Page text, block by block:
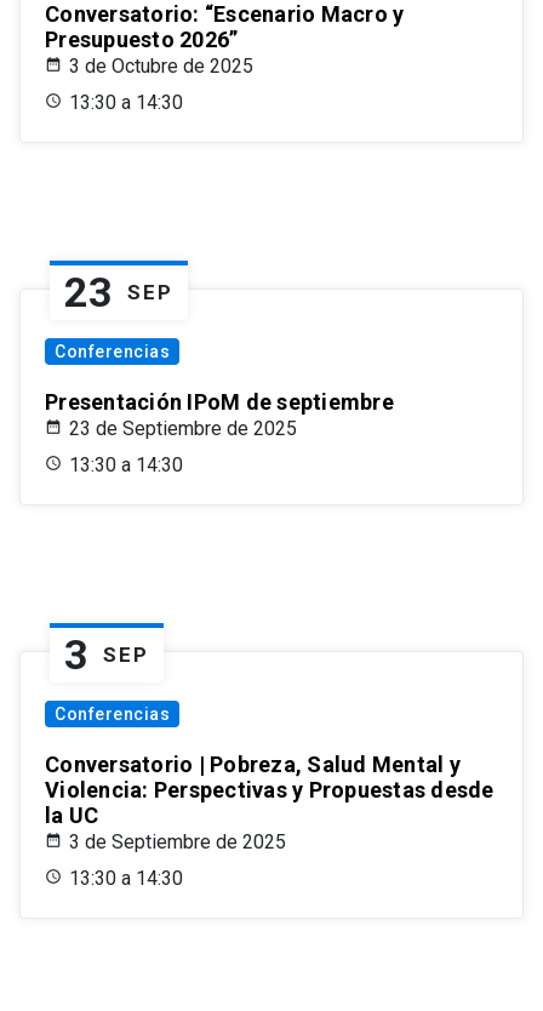
Conversatorio: “Escenario Macro y
Presupuesto 2026”
3 de Octubre de 2025
13:30 a 14:30
23 SEP
Conferencias
Presentación IPoM de septiembre
23 de Septiembre de 2025
13:30 a 14:30
3 SEP
Conferencias
Conversatorio | Pobreza, Salud Mental y
Violencia: Perspectivas y Propuestas desde
la UC
3 de Septiembre de 2025
13:30 a 14:30